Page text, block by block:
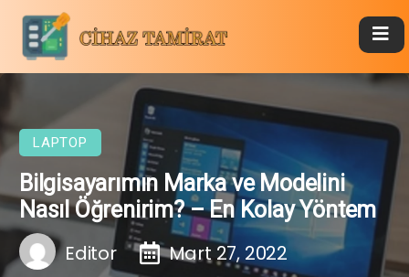
LAPTOP
Bilgisayarımın Marka ve Modelini
Nasıl Öğrenirim? – En Kolay Yöntem
Editor Mart 27, 2022